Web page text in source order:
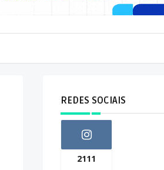
REDES SOCIAIS
2111